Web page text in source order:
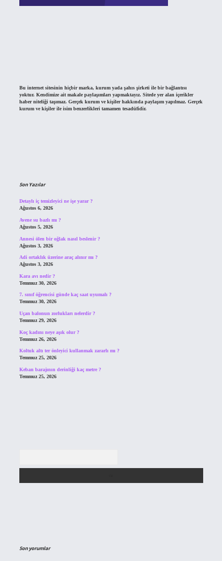
Bu internet sitesinin hiçbir marka, kurum yada şahıs şirketi ile bir bağlantısı
yoktur. Kendimize ait makale paylaşımları yapmaktayız. Sitede yer alan içerikler
haber niteliği taşımaz. Gerçek kurum ve kişiler hakkında paylaşım yapılmaz. Gerçek
kurum ve kişiler ile isim benzerlikleri tamamen tesadüfidir.
Son Yazılar
Detaylı iç temizleyici ne işe yarar ?
Ağustos 6, 2026
Avene su bazlı mı ?
Ağustos 5, 2026
Annesi ölen bir oğlak nasıl beslenir ?
Ağustos 3, 2026
Adi ortaklık üzerine araç alınır mı ?
Ağustos 3, 2026
Kara avı nedir ?
Temmuz 30, 2026
7. sınıf öğrencisi günde kaç saat uyumalı ?
Temmuz 30, 2026
Uçan balonun zorlukları nelerdir ?
Temmuz 29, 2026
Koç kadını neye aşık olur ?
Temmuz 26, 2026
Koltuk altı ter önleyici kullanmak zararlı mı ?
Temmuz 25, 2026
Keban barajının derinliği kaç metre ?
Temmuz 25, 2026
Son yorumlar